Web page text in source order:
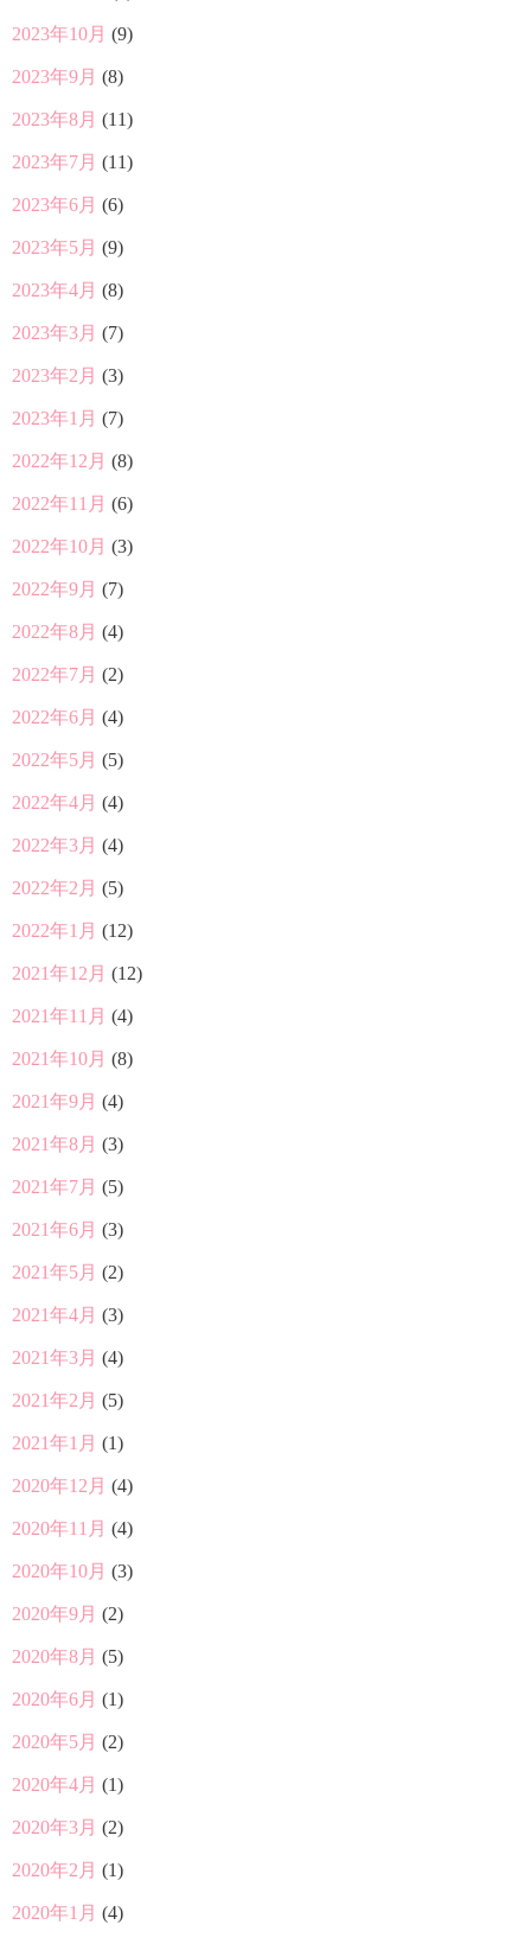
2023年10月 (9)
2023年9月 (8)
2023年8月 (11)
2023年7月 (11)
2023年6月 (6)
2023年5月 (9)
2023年4月 (8)
2023年3月 (7)
2023年2月 (3)
2023年1月 (7)
2022年12月 (8)
2022年11月 (6)
2022年10月 (3)
2022年9月 (7)
2022年8月 (4)
2022年7月 (2)
2022年6月 (4)
2022年5月 (5)
2022年4月 (4)
2022年3月 (4)
2022年2月 (5)
2022年1月 (12)
2021年12月 (12)
2021年11月 (4)
2021年10月 (8)
2021年9月 (4)
2021年8月 (3)
2021年7月 (5)
2021年6月 (3)
2021年5月 (2)
2021年4月 (3)
2021年3月 (4)
2021年2月 (5)
2021年1月 (1)
2020年12月 (4)
2020年11月 (4)
2020年10月 (3)
2020年9月 (2)
2020年8月 (5)
2020年6月 (1)
2020年5月 (2)
2020年4月 (1)
2020年3月 (2)
2020年2月 (1)
2020年1月 (4)